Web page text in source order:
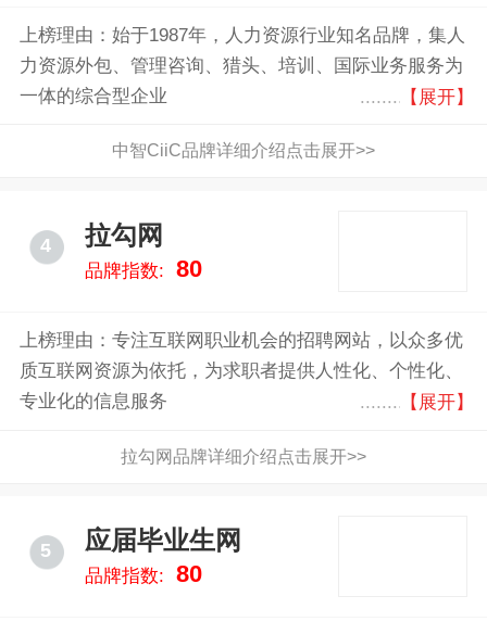
上榜理由：始于1987年，人力资源行业知名品牌，集人
力资源外包、管理咨询、猎头、培训、国际业务服务为
一体的综合型企业
【展开】
中智CiiC品牌详细介绍点击展开>>
4 拉勾网
品牌指数: 80
上榜理由：专注互联网职业机会的招聘网站，以众多优
质互联网资源为依托，为求职者提供人性化、个性化、
专业化的信息服务
【展开】
拉勾网品牌详细介绍点击展开>>
5 应届毕业生网
品牌指数: 80